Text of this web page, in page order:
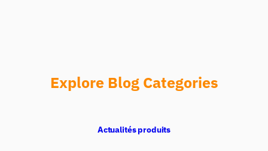
Explore Blog Categories
Actualités produits